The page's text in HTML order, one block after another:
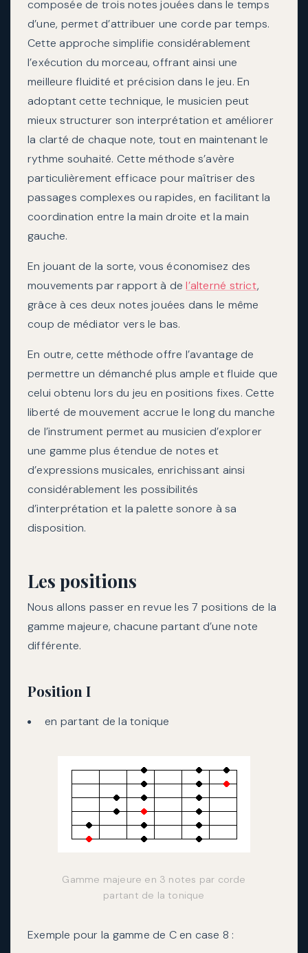
composée de trois notes jouées dans le temps
d’une, permet d’attribuer une corde par temps.
Cette approche simplifie considérablement
l’exécution du morceau, offrant ainsi une
meilleure fluidité et précision dans le jeu. En
adoptant cette technique, le musicien peut
mieux structurer son interprétation et améliorer
la clarté de chaque note, tout en maintenant le
rythme souhaité. Cette méthode s’avère
particulièrement efficace pour maîtriser des
passages complexes ou rapides, en facilitant la
coordination entre la main droite et la main
gauche.
En jouant de la sorte, vous économisez des
mouvements par rapport à del’alterné strict,
grâce à ces deux notes jouées dans le même
coup de médiator vers le bas.
En outre, cette méthode offre l’avantage de
permettre un démanché plus ample et fluide que
celui obtenu lors du jeu en positions fixes. Cette
liberté de mouvement accrue le long du manche
de l’instrument permet au musicien d’explorer
une gamme plus étendue de notes et
d’expressions musicales, enrichissant ainsi
considérablement les possibilités
d’interprétation et la palette sonore à sa
disposition.
Les positions
Nous allons passer en revue les 7 positions de la
gamme majeure, chacune partant d’une note
différente.
Position I
en partant de la tonique
Gamme majeure en 3 notes par corde
partant de la tonique
Exemple pour la gamme de C en case 8 :